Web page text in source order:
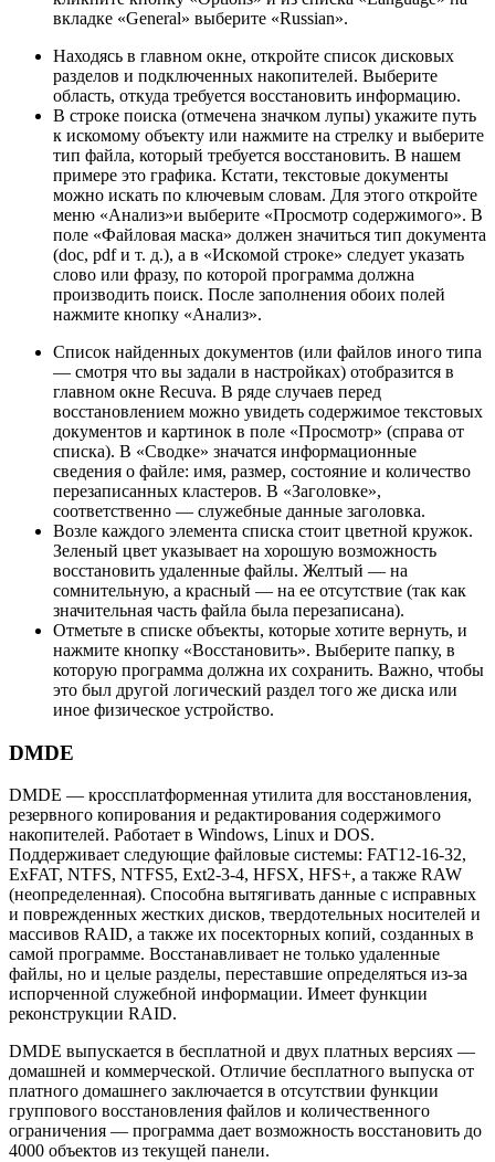
вкладке «General» выберите «Russian».
Находясь в главном окне, откройте список дисковых
разделов и подключенных накопителей. Выберите
область, откуда требуется восстановить информацию.
В строке поиска (отмечена значком лупы) укажите путь
к искомому объекту или нажмите на стрелку и выберите
тип файла, который требуется восстановить. В нашем
примере это графика. Кстати, текстовые документы
можно искать по ключевым словам. Для этого откройте
меню «Анализ»и выберите «Просмотр содержимого». В
поле «Файловая маска» должен значиться тип документа
(doc, pdf и т. д.), а в «Искомой строке» следует указать
слово или фразу, по которой программа должна
производить поиск. После заполнения обоих полей
нажмите кнопку «Анализ».
Список найденных документов (или файлов иного типа
— смотря что вы задали в настройках) отобразится в
главном окне Recuva. В ряде случаев перед
восстановлением можно увидеть содержимое текстовых
документов и картинок в поле «Просмотр» (справа от
списка). В «Сводке» значатся информационные
сведения о файле: имя, размер, состояние и количество
перезаписанных кластеров. В «Заголовке»,
соответственно — служебные данные заголовка.
Возле каждого элемента списка стоит цветной кружок.
Зеленый цвет указывает на хорошую возможность
восстановить удаленные файлы. Желтый — на
сомнительную, а красный — на ее отсутствие (так как
значительная часть файла была перезаписана).
Отметьте в списке объекты, которые хотите вернуть, и
нажмите кнопку «Восстановить». Выберите папку, в
которую программа должна их сохранить. Важно, чтобы
это был другой логический раздел того же диска или
иное физическое устройство.
DMDE
DMDE — кроссплатформенная утилита для восстановления,
резервного копирования и редактирования содержимого
накопителей. Работает в Windows, Linux и DOS.
Поддерживает следующие файловые системы: FAT12-16-32,
ExFAT, NTFS, NTFS5, Ext2-3-4, HFSX, HFS+, а также RAW
(неопределенная). Способна вытягивать данные с исправных
и поврежденных жестких дисков, твердотельных носителей и
массивов RAID, а также их посекторных копий, созданных в
самой программе. Восстанавливает не только удаленные
файлы, но и целые разделы, переставшие определяться из-за
испорченной служебной информации. Имеет функции
реконструкции RAID.
DMDE выпускается в бесплатной и двух платных версиях —
домашней и коммерческой. Отличие бесплатного выпуска от
платного домашнего заключается в отсутствии функции
группового восстановления файлов и количественного
ограничения — программа дает возможность восстановить до
4000 объектов из текущей панели.